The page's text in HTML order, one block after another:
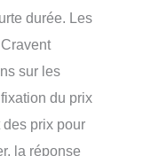
durée. Les
sur les
du prix
des prix pour
la réponse